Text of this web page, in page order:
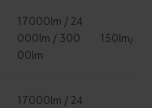
17000lm / 24
000lm / 300
00lm
150lm/W
17000lm / 24